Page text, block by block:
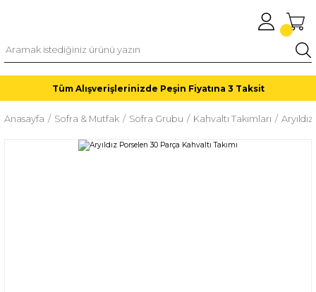
Tüm Alışverişlerinizde Peşin Fiyatına 3 Taksit
Anasayfa Sofra & Mutfak Sofra Grubu Kahvaltı Takımları